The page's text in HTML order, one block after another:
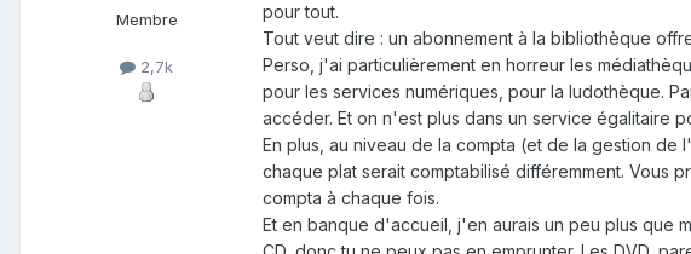
Membre
2,7k
pour tout.
Tout veut dire : un abonnement à la bibliothèque
Perso, j'ai particulièrement en horreur les
pour les services numériques, pour la ludothèque.
accéder. Et on n'est plus dans un service égalitaire
En plus, au niveau de la compta (et de la gestion
chaque plat serait comptabilisé différemment. Vous
compta à chaque fois.
Et en banque d'accueil, j'en aurais un peu plus que